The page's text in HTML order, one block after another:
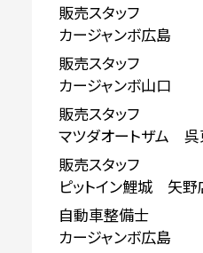
販売スタッフ
カージャンボ広島
販売スタッフ
カージャンボ山口
販売スタッフ
マツダオートザム
販売スタッフ
ピットイン鯉城 矢野
自動車整備士
カージャンボ広島